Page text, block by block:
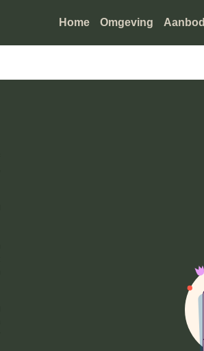
Home Omgeving Aanbod